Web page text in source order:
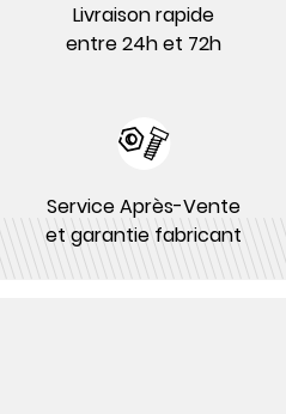
Livraison rapide
entre 24h et 72h
Service Après-Vente
et garantie fabricant